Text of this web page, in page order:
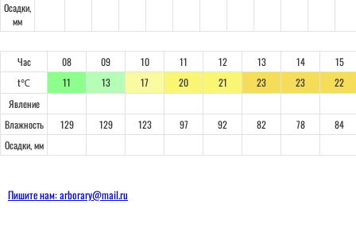
Осадки,
мм
Час 08 09 10 11 12 13 14
15
t℃
11 13 17 20 21 23 23
22
Явление
Влажность
129 129 123 97 92 82 78
84
Осадки, мм
Пишите нам: arborary@mail.ru